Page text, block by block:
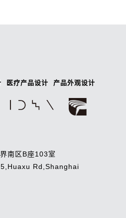
医疗产品设计 产品外观设计
南区B座103室
Rd,Shanghai